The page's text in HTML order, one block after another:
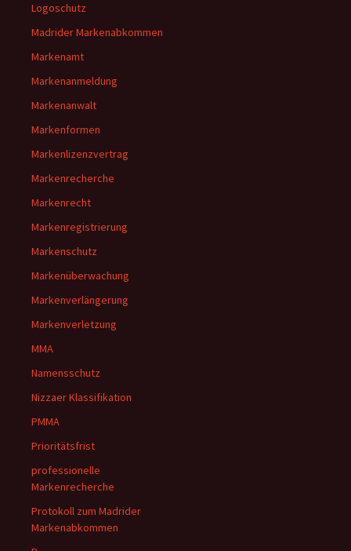
Logoschutz
Madrider Markenabkommen
Markenamt
Markenanmeldung
Markenanwalt
Markenformen
Markenlizenzvertrag
Markenrecherche
Markenrecht
Markenregistrierung
Markenschutz
Markenüberwachung
Markenverlängerung
Markenverletzung
MMA
Namensschutz
Nizzaer Klassifikation
PMMA
Prioritätsfrist
professionelle
Markenrecherche
Protokoll zum Madrider
Markenabkommen